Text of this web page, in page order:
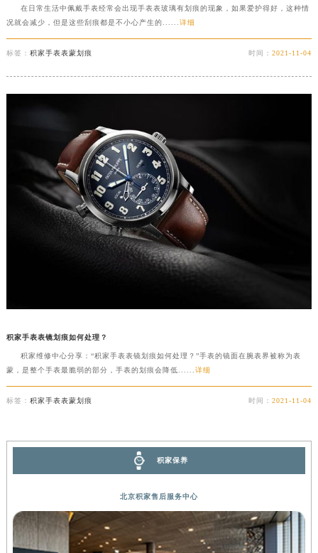
在日常生活中佩戴手表经常会出现手表表玻璃有划痕的现象，如果爱护得好，这种情
况就会减少，但是这些刮痕都是不小心产生的...... 详细
标签： 积家手表表蒙划痕 时间：2021-11-04
积家手表表镜划痕如何处理？
积家维修中心分享：“积家手表表镜划痕如何处理？”手表的镜面在腕表界被称为表
蒙，是整个手表最脆弱的部分，手表的划痕会降低...... 详细
标签： 积家手表表蒙划痕 时间：2021-11-04
积家保养
北京积家售后服务中心